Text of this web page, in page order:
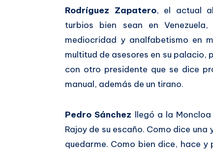
Rodríguez Zapatero, el actual
turbios bien sean en
mediocridad y analfabetismo en
multitud de asesores en su palacio,
con otro presidente que se dice
manual, además de un tirano.
Pedro Sánchez llegó a la
Rajoy de su escaño. Como dice
quedarme. Como bien dice, hace